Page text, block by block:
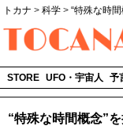
トカナ > 科学 > “特殊な時
STORE UFO・宇宙人 予
“特殊な時間概念”